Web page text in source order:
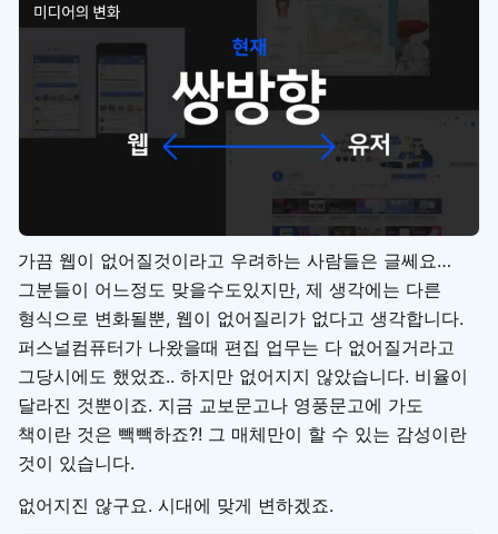
가끔 웹이 없어질것이라고 우려하는 사람들은 글쎄요…
그분들이 어느정도 맞을수도있지만, 제 생각에는 다른
형식으로 변화될뿐, 웹이 없어질리가 없다고 생각합니다.
퍼스널컴퓨터가 나왔을때 편집 업무는 다 없어질거라고
그당시에도 했었죠.. 하지만 없어지지 않았습니다. 비율이
달라진 것뿐이죠. 지금 교보문고나 영풍문고에 가도
책이란 것은 빽빽하죠?! 그 매체만이 할 수 있는 감성이란
것이 있습니다.
없어지진 않구요. 시대에 맞게 변하겠죠.